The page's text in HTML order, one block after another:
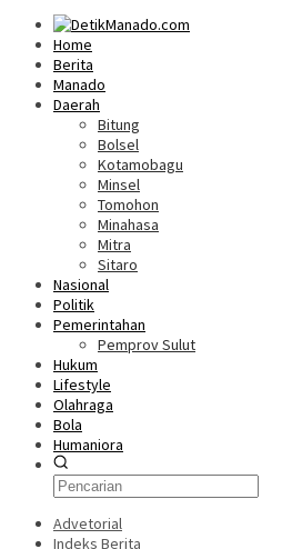
Home
Berita
Manado
Daerah
Bitung
Bolsel
Kotamobagu
Minsel
Tomohon
Minahasa
Mitra
Sitaro
Nasional
Politik
Pemerintahan
Pemprov Sulut
Hukum
Lifestyle
Olahraga
Bola
Humaniora
Advetorial
Indeks Berita